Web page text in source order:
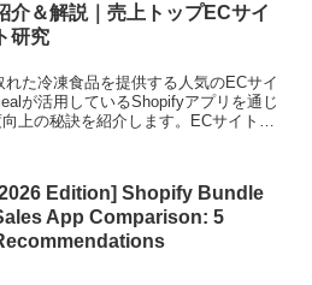
介＆解説｜売上トップECサイ
ト研究
た冷凍食品を提供する人気のECサイ
が活用しているShopifyアプリを通じ
上の秘訣を紹介します。ECサイト運
Edition] Shopify Bundle
App Comparison: 5